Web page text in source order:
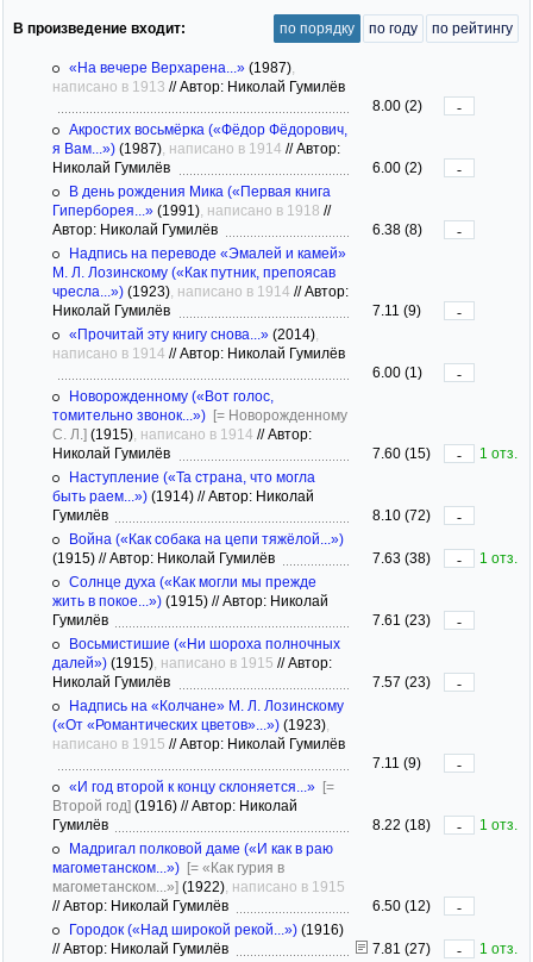
В произведение входит: по порядку по году по рейтингу
«На вечере Верхарена...» (1987)
написано в 1913 //Автор: Николай Гумилёв
8.00 (2)
-
Акростих восьмёрка («Фёдор Фёдорович,
я Вам...») (1987) , написано в 1914 //Автор:
Николай Гумилёв
6.00 (2)
-
В день рождения Мика («Первая книга
Гиперборея...» (1991) , написано в 1918 //
Автор: Николай Гумилёв
6.38 (8)
-
Надпись на переводе «Эмалей и камей»
М. Л. Лозинскому («Как путник, препоясав
чресла...») (1923) , написано в 1914 //Автор:
Николай Гумилёв
7.11 (9)
-
«Прочитай эту книгу снова...» (2014)
написано в 1914 //Автор: Николай Гумилёв
6.00 (1)
-
Новорожденному («Вот голос,
томительно звонок...») [= Новорожденному
С. Л.] (1915) , написано в 1914 //Автор:
Николай Гумилёв
7.60 (15) -
1 отз.
Наступление («Та страна, что могла
быть раем...») (1914) //Автор: Николай
Гумилёв
8.10 (72)
-
Война («Как собака на цепи тяжёлой...»)
(1915) //Автор: Николай Гумилёв 7.63 (38) -
1 отз.
Солнце духа («Как могли мы прежде
жить в покое...») (1915) //Автор: Николай
Гумилёв
7.61 (23)
-
Восьмистишие («Ни шороха полночных
далей») (1915) , написано в 1915 //Автор:
Николай Гумилёв
7.57 (23)
-
Надпись на «Колчане» М. Л. Лозинскому
(«От «Романтических цветов»...») (1923)
написано в 1915 //Автор: Николай Гумилёв
7.11 (9)
-
«И год второй к концу склоняется...» [=
Второй год] (1916) //Автор: Николай
Гумилёв
8.22 (18) -
1 отз.
Мадригал полковой даме («И как в раю
магометанском...») [= «Как гурия в
магометанском...»] (1922) , написано в 1915
//Автор: Николай Гумилёв 6.50 (12)
-
Городок («Над широкой рекой...») (1916)
//Автор: Николай Гумилёв 7.81 (27) -
1 отз.